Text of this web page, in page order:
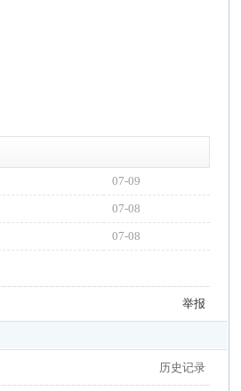
07-09
07-08
07-08
举报
历史记录